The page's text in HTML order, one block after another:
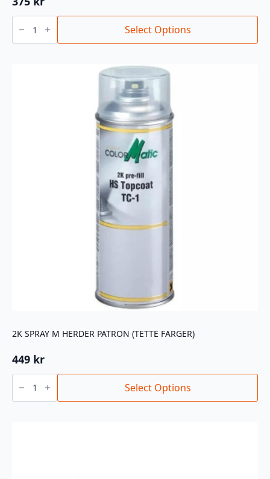
1K
CROMAX
SPRAY
(ALLE
Select Options
2K SPRAY M HERDER PATRON (TETTE FARGER)
449 kr
2K
SPRAY
HERDER
Select Options